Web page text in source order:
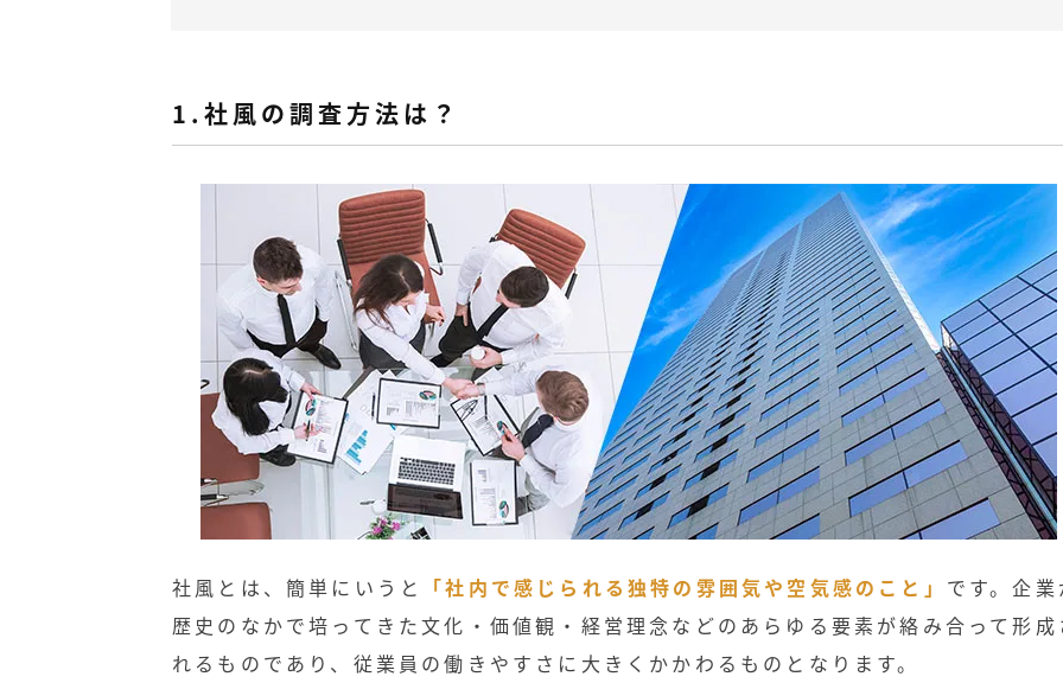
1.社風の調査方法は？
社風とは、簡単にいうと 「社内で感じられる独特の雰囲気や空気感のこと」 です。企
歴史のなかで培ってきた文化・価値観・経営理念などのあらゆる要素が絡み合って形
れるものであり、従業員の働きやすさに大きくかかわるものとなります。